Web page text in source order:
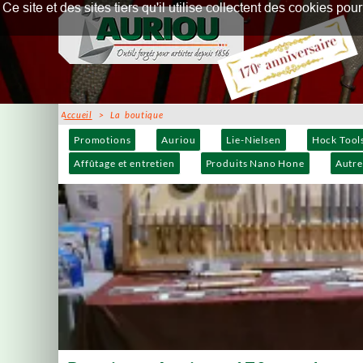
Promotions Auriou Lie-Nielsen Hock
Affûtage et entretien
Produits Nano Hone
Accueil > La boutique
Ce site et des sites tiers qu'il utilise collectent des cookies